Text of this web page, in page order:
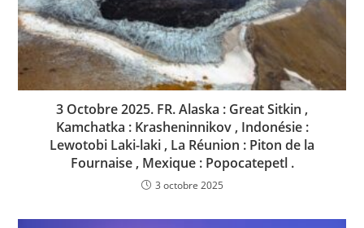
3 Octobre 2025. FR. Alaska : Great Sitkin ,
Kamchatka : Krasheninnikov , Indonésie :
Lewotobi Laki-laki , La Réunion : Piton de la
Fournaise , Mexique : Popocatepetl .
3 octobre 2025